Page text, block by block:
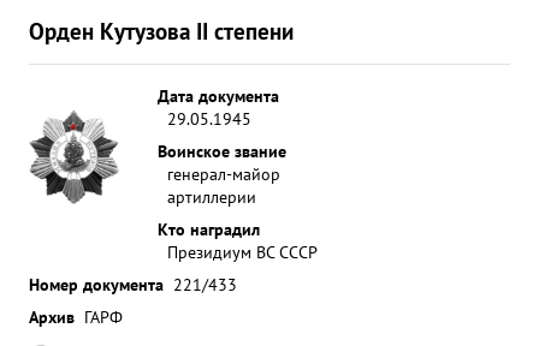
Орден Кутузова II степени
Дата документа
29.05.1945
Воинское звание
генерал-майор
артиллерии
Кто наградил
Президиум ВС СССР
Номер документа 221/433
Архив ГАРФ